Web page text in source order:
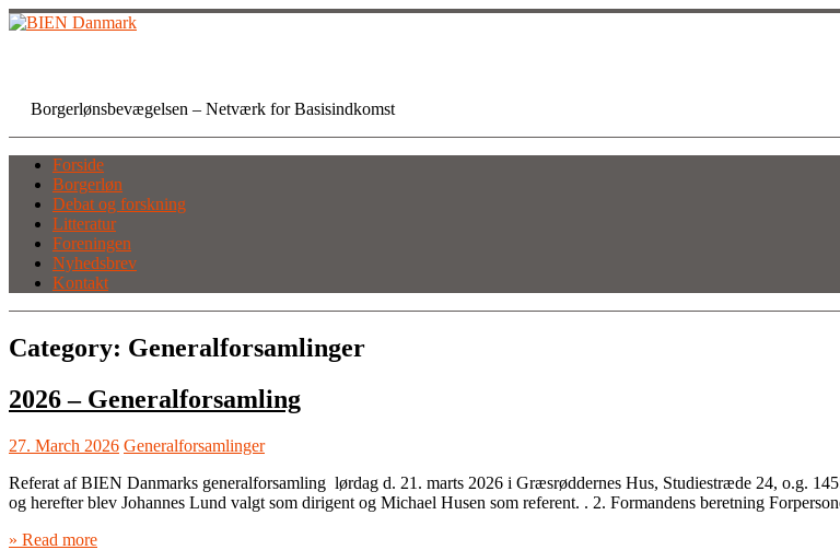
Skip
to
Borgerlønsbevægelsen – Netværk for Basisindkomst
Forside
Borgerløn
Debat og forskning
Litteratur
Foreningen
Nyhedsbrev
Kontakt
Category: Generalforsamlinger
2026 – Generalforsamling
27. March 2026 Generalforsamlinger
Referat af BIEN Danmarks generalforsamling lørdag d. 21. marts 2026 i Græsrøddernes Hus, Studiestræde 24, o.g.
og herefter blev Johannes Lund valgt som dirigent og Michael Husen som referent. . 2. Formandens beretning
» Read more